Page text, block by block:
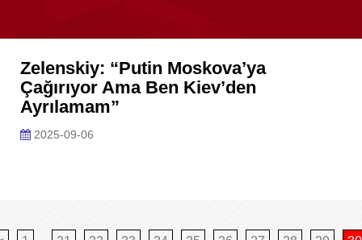
Zelenskiy: “Putin Moskova’ya
Çağırıyor Ama Ben Kiev’den
Ayrılamam”
2025-09-06